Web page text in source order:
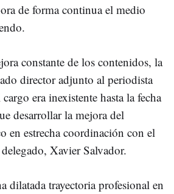
de forma continua el medio
constante de los contenidos, la
director adjunto al periodista
era inexistente hasta la fecha
desarrollar la mejora del
en estrecha coordinación con el
Xavier Salvador.
dilatada trayectoria profesional en